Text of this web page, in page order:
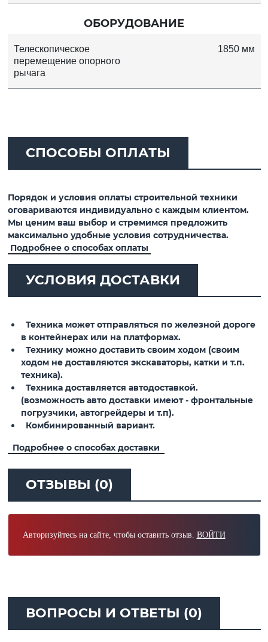
ОБОРУДОВАНИЕ
Телескопическое
перемещение опорного
рычага
1850 мм
СПОСОБЫ ОПЛАТЫ
Порядок и условия оплаты строительной техники
оговариваются индивидуально с каждым клиентом.
Мы ценим ваш выбор и стремимся предложить
максимально удобные условия сотрудничества.
Подробнее о способах оплаты
УСЛОВИЯ ДОСТАВКИ
Техника может отправляться по железной дороге
в контейнерах или на платформах.
Технику можно доставить своим ходом (своим
ходом не доставляются экскаваторы, катки и т.п.
техника).
Техника доставляется автодоставкой.
(возможность авто доставки имеют - фронтальные
погрузчики, автогрейдеры и т.п).
Комбинированный вариант.
Подробнее о способах доставки
ОТЗЫВЫ (0)
Авторизуйтесь на сайте, чтобы оставить отзыв. ВОЙТИ
ВОПРОСЫ И ОТВЕТЫ (0)